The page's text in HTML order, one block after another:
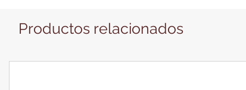
Productos relacionados